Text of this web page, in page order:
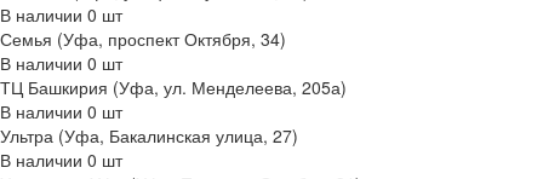
В наличии 0 шт
Семья (Уфа, проспект Октября, 34)
В наличии 0 шт
ТЦ Башкирия (Уфа, ул. Менделеева, 205а)
В наличии 0 шт
Ультра (Уфа, Бакалинская улица, 27)
В наличии 0 шт